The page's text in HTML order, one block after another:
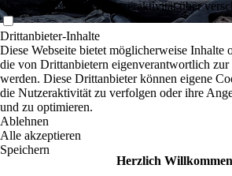
Herzlich
Nachverfolgung der Nutzeraktivität über
Drittanbieter-Inhalte
Diese Webseite bietet möglicherweise Inhalte
die von Drittanbietern eigenverantwortlich
werden. Diese Drittanbieter können eigene
die Nutzeraktivität zu verfolgen oder ihre
und zu optimieren.
Ablehnen
Alle akzeptieren
Speichern